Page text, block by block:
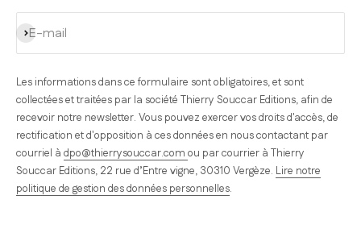
E-mail
S'inscrire
Les informations dans ce formulaire sont obligatoires, et sont
collectées et traitées par la société Thierry Souccar Editions, afin de
recevoir notre newsletter. Vous pouvez exercer vos droits d'accès, de
rectification et d'opposition à ces données en nous contactant par
courriel à dpo@thierrysouccar.com ou par courrier à Thierry
Souccar Editions, 22 rue d’Entre vigne, 30310 Vergèze. Lire notre
politique de gestion des données personnelles.